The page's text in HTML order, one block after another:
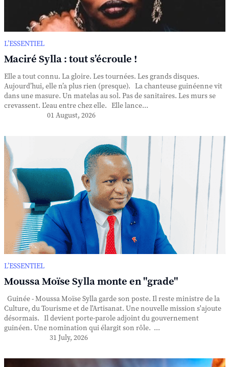
L’ESSENTIEL
Maciré Sylla : tout s’écroule !
Elle a tout connu. La gloire. Les tournées. Les grands disques.
Aujourd’hui, elle n’a plus rien (presque). La chanteuse guinéenne vit
dans une masure. Un matelas au sol. Pas de sanitaires. Les murs se
crevassent. L'eau entre chez elle. Elle lance...
01 August, 2026
L’ESSENTIEL
Moussa Moïse Sylla monte en "grade"
Guinée - Moussa Moïse Sylla garde son poste. Il reste ministre de la
Culture, du Tourisme et de l'Artisanat. Une nouvelle mission s'ajoute
désormais. Il devient porte-parole adjoint du gouvernement
guinéen. Une nomination qui élargit son rôle. ...
31 July, 2026